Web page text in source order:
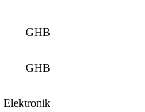
GHB
GHB
Elektronik